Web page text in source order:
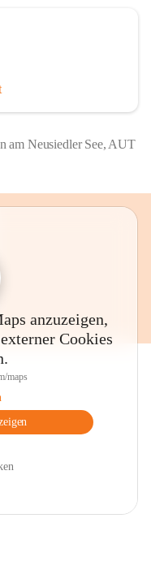
am Neusiedler See, AUT
anzuzeigen,
Cookies
maps